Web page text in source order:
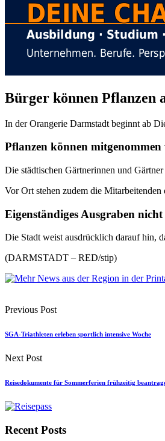
Bürger können Pflanzen
In der Orangerie Darmstadt beginnt ab
Pflanzen können mitgenommen
Die städtischen Gärtnerinnen und
Vor Ort stehen zudem die
Eigenständiges Ausgraben
Die Stadt weist ausdrücklich darauf hin,
(DARMSTADT – RED/stip)
Previous Post
SGA-Triathleten erleben sportlich intensive Woche
Next Post
Reisedokumente für Sommerferien frühzeitig
Recent Posts